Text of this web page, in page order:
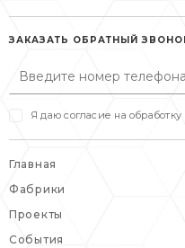
сб, вс: выходной
пн-пт: 10:00-19:00
сб: выходной
ЗАКАЗАТЬ ОБРАТНЫЙ
Я даю согласие на обработку
Главная
Фабрики
Проекты
События